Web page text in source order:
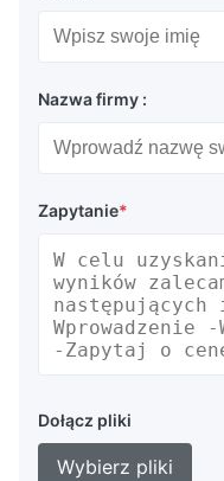
Nazwa firmy :
Zapytanie*
Dołącz pliki
Wybierz pliki